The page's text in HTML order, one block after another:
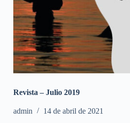
Revista – Julio 2019
admin 14 de abril de 2021